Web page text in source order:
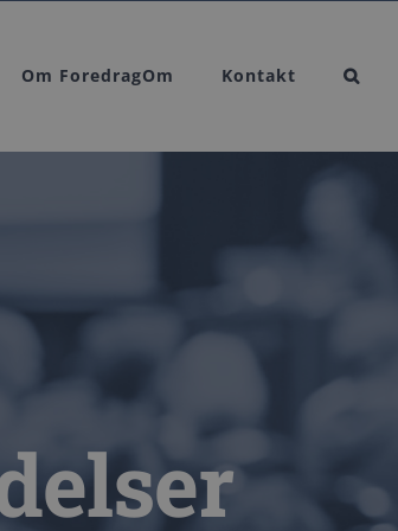
Om ForedragOm Kontakt